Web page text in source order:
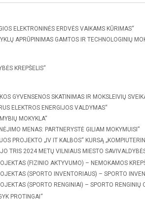
ELEKTRONINĖS ERDVĖS VAIKAMS KŪRIMAS“
APRŪPINIMAS GAMTOS IR TECHNOLOGINIŲ
KREPŠELIS“
GYVENSENOS SKATINIMAS IR MOKSLEIVIŲ
ELEKTROS ENERGIJOS VALDYMAS“
MOKYKLA“
MENAS: PARTNERYSTĖ GILIAM MOKYMUISI”
PROJEKTO „IV IT KALBOS“ KURSĄ
TRIS 2024 METŲ VILNIAUS MIESTO
(FIZINIO AKTYVUMO) – NEMOKAMOS
(SPORTO INVENTORIAUS) – SPORTO
(SPORTO RENGINIAI) – SPORTO
PROTINGAI“